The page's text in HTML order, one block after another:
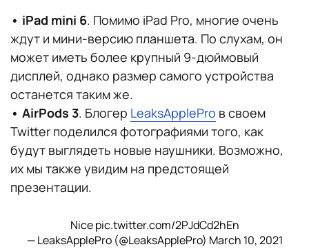
• iPad mini 6. Помимо iPad Pro, многие очень
ждут и мини-версию планшета. По слухам, он
может иметь более крупный 9-дюймовый
дисплей, однако размер самого устройства
останется таким же.
• AirPods 3. Блогер LeaksApplePro в своем
Twitter поделился фотографиями того, как
будут выглядеть новые наушники. Возможно,
их мы также увидим на предстоящей
презентации.
Nicepic.twitter.com/2PJdCd2hEn
— LeaksApplePro (@LeaksApplePro) March 10, 2021